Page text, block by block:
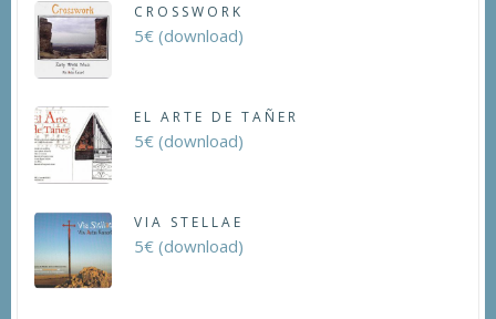
CROSSWORK
5€ (download)
EL ARTE DE TAÑER
5€ (download)
VIA STELLAE
5€ (download)